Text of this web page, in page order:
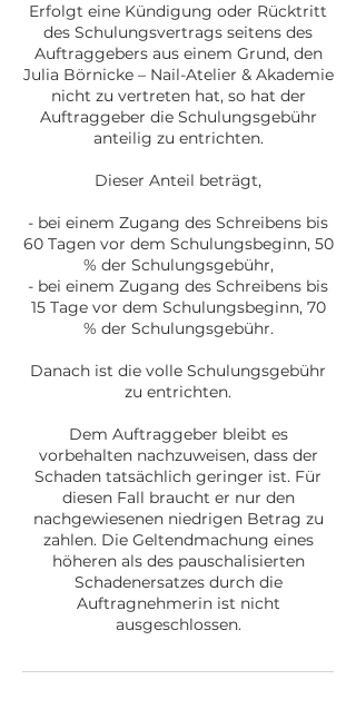
Erfolgt eine Kündigung oder Rücktritt
des Schulungsvertrags seitens des
Auftraggebers aus einem Grund, den
Julia Börnicke – Nail-Atelier & Akademie
nicht zu vertreten hat, so hat der
Auftraggeber die Schulungsgebühr
anteilig zu entrichten.
Dieser Anteil beträgt,
- bei einem Zugang des Schreibens bis
60 Tagen vor dem Schulungsbeginn, 50
% der Schulungsgebühr,
- bei einem Zugang des Schreibens bis
15 Tage vor dem Schulungsbeginn, 70
% der Schulungsgebühr.
Danach ist die volle Schulungsgebühr
zu entrichten.
Dem Auftraggeber bleibt es
vorbehalten nachzuweisen, dass der
Schaden tatsächlich geringer ist. Für
diesen Fall braucht er nur den
nachgewiesenen niedrigen Betrag zu
zahlen. Die Geltendmachung eines
höheren als des pauschalisierten
Schadenersatzes durch die
Auftragnehmerin ist nicht
ausgeschlossen.